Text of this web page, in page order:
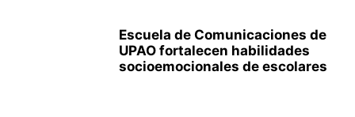
Escuela de Comunicaciones de
UPAO fortalecen habilidades
socioemocionales de escolares